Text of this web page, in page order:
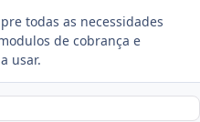
todas as necessidades
de cobrança e
usar.